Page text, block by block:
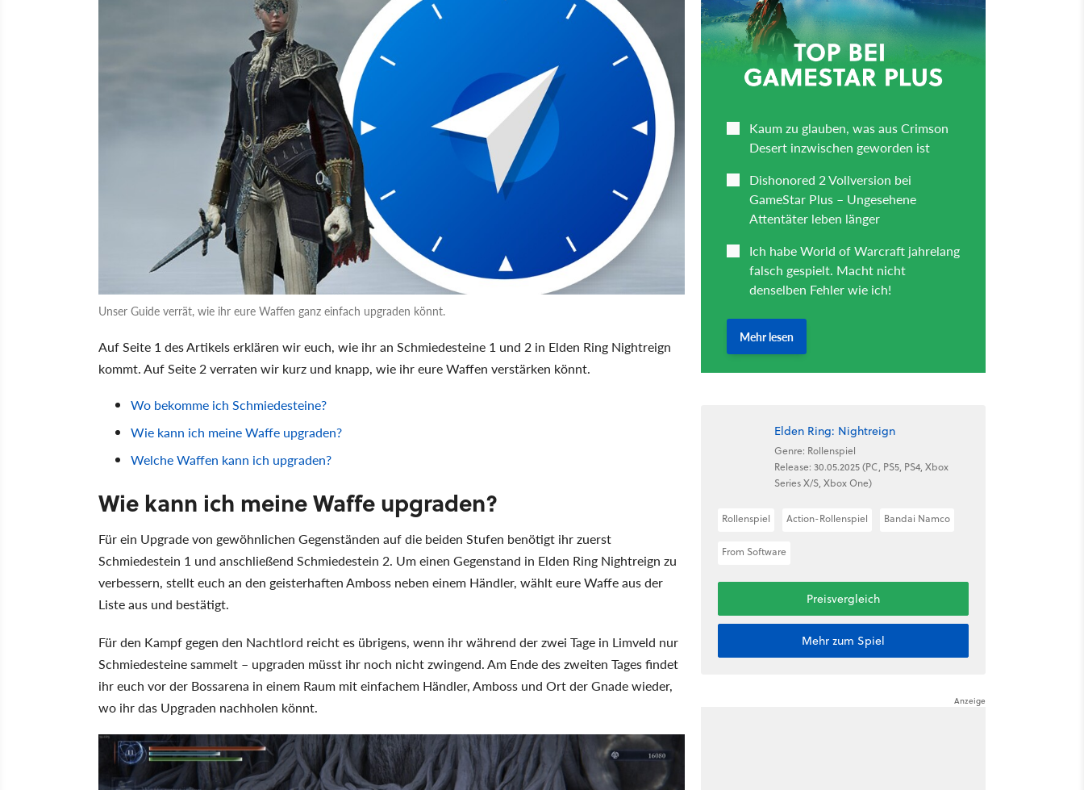
Unser Guide verrät, wie ihr eure Waffen ganz einfach upgraden könnt.
Auf Seite 1 des Artikels erklären wir euch, wie ihr an Schmiedesteine 1 und 2 in Elden Ring Nightreign
kommt. Auf Seite 2 verraten wir kurz und knapp, wie ihr eure Waffen verstärken könnt.
Wo bekomme ich Schmiedesteine?
Wie kann ich meine Waffe upgraden?
Welche Waffen kann ich upgraden?
Wie kann ich meine Waffe upgraden?
Für ein Upgrade von gewöhnlichen Gegenständen auf die beiden Stufen benötigt ihr zuerst
Schmiedestein 1 und anschließend Schmiedestein 2. Um einen Gegenstand in Elden Ring Nightreign zu
verbessern, stellt euch an den geisterhaften Amboss neben einem Händler, wählt eure Waffe aus der
Liste aus und bestätigt.
Für den Kampf gegen den Nachtlord reicht es übrigens, wenn ihr während der zwei Tage in Limveld nur
Schmiedesteine sammelt – upgraden müsst ihr noch nicht zwingend. Am Ende des zweiten Tages findet
ihr euch vor der Bossarena in einem Raum mit einfachem Händler, Amboss und Ort der Gnade wieder,
wo ihr das Upgraden nachholen könnt.
Elden Ring: Nightreign
Genre: Rollenspiel
Release: 30.05.2025 (PC, PS5, PS4, Xbox
Series X/S, Xbox One)
Rollenspiel Action-Rollenspiel Bandai Namco
From Software
Preisvergleich
Mehr zum Spiel